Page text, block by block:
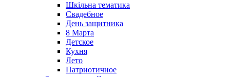
Шкільна тематика
Свадебное
День защитника
8 Марта
Детское
Кухня
Лето
Патриотичное